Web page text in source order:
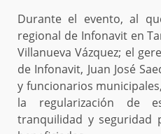
Durante el evento, al
regional de Infonavit en
Villanueva Vázquez; el
de Infonavit, Juan José
y funcionarios
la regularización de
tranquilidad y seguridad